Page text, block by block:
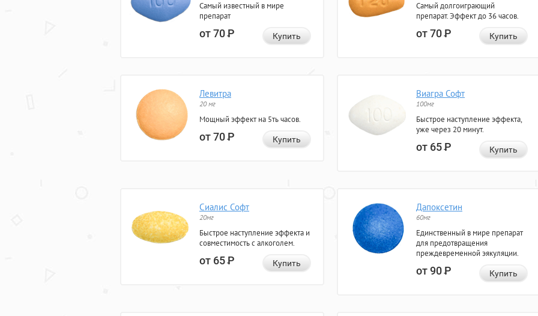
Самый известный в мире
препарат
от 70Р Купить
Самый долгоиграющий
препарат. Эффект до 36 часов.
от 70Р Купить
Левитра
20 мг
Мощный эффект на 5ть часов.
от 70Р Купить
Виагра Софт
100мг
Быстрое наступление эффекта,
уже через 20 минут.
от 65Р Купить
Сиалис Софт
20мг
Быстрое наступление эффекта и
совместимость с алкоголем.
от 65Р Купить
Дапоксетин
60мг
Единственный в мире препарат
для предотвращения
преждевременной эякуляции.
от 90Р Купить